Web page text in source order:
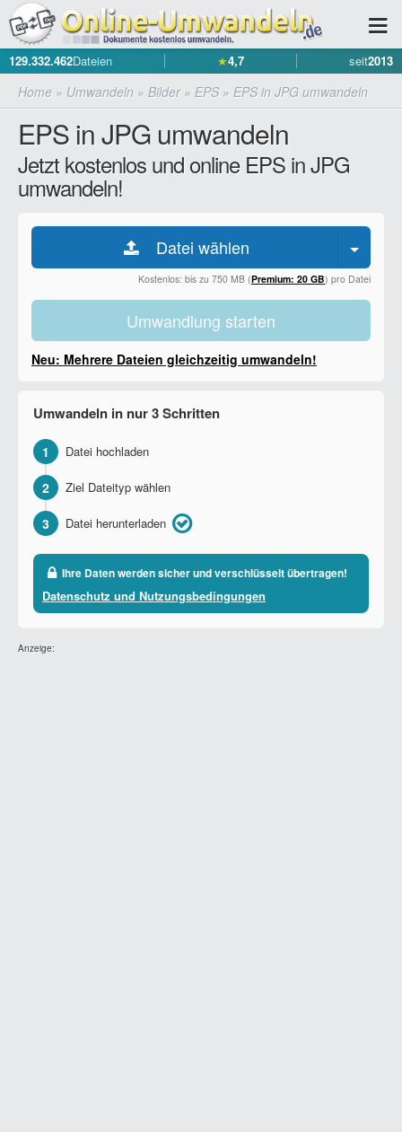
129.332.462Dateien ★4,7 seit2013
Home » Umwandeln » Bilder» EPS » EPS in JPG umwandeln
EPS in JPG umwandeln
Jetzt kostenlos und online EPS in JPG
umwandeln!
Datei wählen
Kostenlos: bis zu 750 MB (Premium: 20 GB) pro Datei
Umwandlung starten
Neu: Mehrere Dateien gleichzeitig umwandeln!
Umwandeln in nur 3 Schritten
1 Datei hochladen
2 Ziel Dateityp wählen
3 Datei herunterladen
Ihre Daten werden sicher und verschlüsselt übertragen!
Datenschutz und Nutzungsbedingungen
Anzeige: